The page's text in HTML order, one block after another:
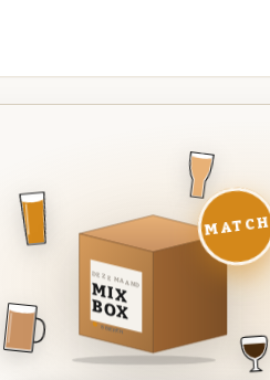
DEZE MAAND
MIX
BOX
8 BIEREN
MATCH